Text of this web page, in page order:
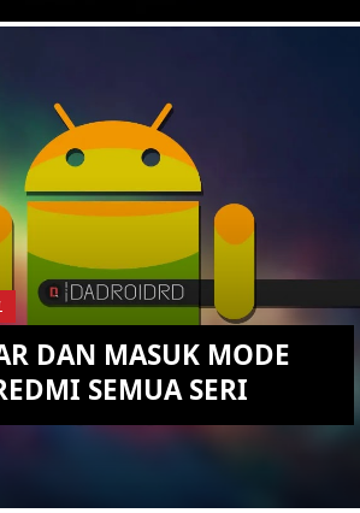
KEMBALI KE ATAS
YOU ARE VIEWING MOST
DAN MASUK MODE
SEMUA SERI